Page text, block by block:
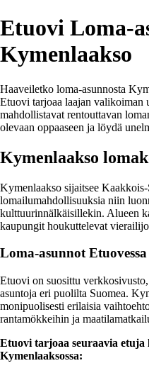
Etuovi Loma-
Kymenlaakso
Haaveiletko loma-asunnosta
Etuovi tarjoaa laajan valikoiman
mahdollistavat rentouttavan
olevaan oppaaseen ja löydä
Kymenlaakso
Kymenlaakso sijaitsee
lomailumahdollisuuksia niin
kulttuurinnälkäisillekin. Alueen
kaupungit houkuttelevat
Loma-asunnot Etuovessa
Etuovi on suosittu
asuntoja eri puolilta Suomea.
monipuolisesti erilaisia
rantamökkeihin ja
Etuovi tarjoaa seuraavia etuja
Kymenlaaksossa: